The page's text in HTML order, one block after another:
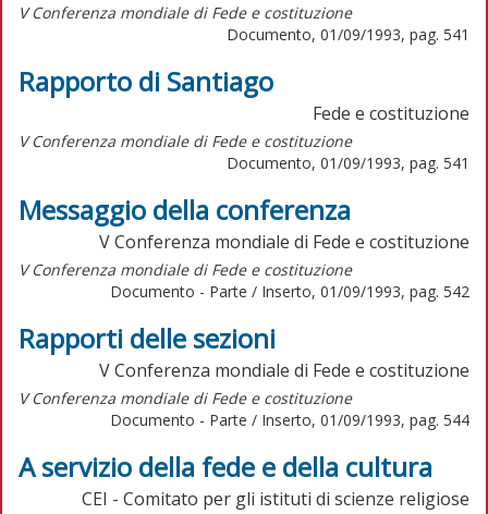
V Conferenza mondiale di Fede e costituzione
Documento, 01/09/1993, pag. 541
Rapporto di Santiago
Fede e costituzione
V Conferenza mondiale di Fede e costituzione
Documento, 01/09/1993, pag. 541
Messaggio della conferenza
V Conferenza mondiale di Fede e costituzione
V Conferenza mondiale di Fede e costituzione
Documento - Parte / Inserto, 01/09/1993, pag. 542
Rapporti delle sezioni
V Conferenza mondiale di Fede e costituzione
V Conferenza mondiale di Fede e costituzione
Documento - Parte / Inserto, 01/09/1993, pag. 544
A servizio della fede e della cultura
CEI - Comitato per gli istituti di scienze religiose